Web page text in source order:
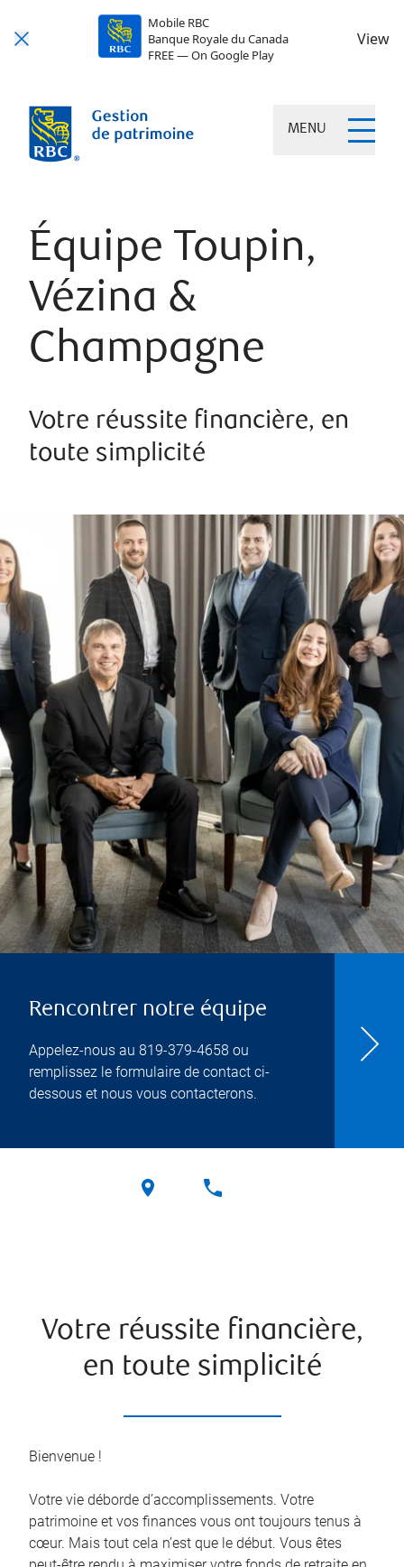
Mobile RBC
Banque Royale du Canada
FREE — On Google Play
View
MENU
Équipe Toupin,
Vézina &
Champagne
Votre réussite financière, en
toute simplicité
Rencontrer notre équipe
Appelez-nous au 819-379-4658 ou
remplissez le formulaire de contact ci-
dessous et nous vous contacterons.
Votre réussite financière,
en toute simplicité
Bienvenue !
Votre vie déborde d’accomplissements. Votre
patrimoine et vos finances vous ont toujours tenus à
cœur. Mais tout cela n’est que le début. Vous êtes